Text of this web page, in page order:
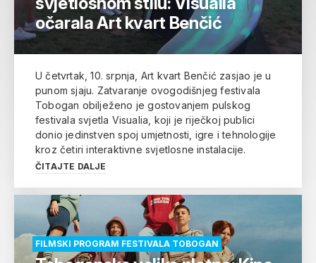
očarala Art kvart Benčić
U četvrtak, 10. srpnja, Art kvart Benčić zasjao je u
punom sjaju. Zatvaranje ovogodišnjeg festivala
Tobogan obilježeno je gostovanjem pulskog
festivala svjetla Visualia, koji je riječkoj publici
donio jedinstven spoj umjetnosti, igre i tehnologije
kroz četiri interaktivne svjetlosne instalacije.
ČITAJTE DALJE
FILMSKI PROGRAM FESTIVALA TOBOGAN